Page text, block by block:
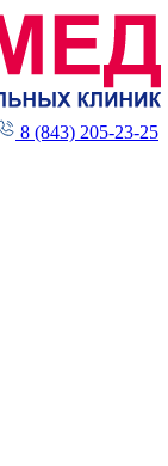
8 (843) 205-23-25